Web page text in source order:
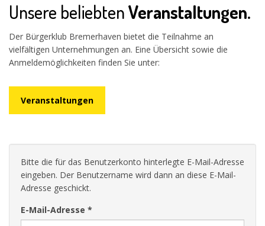
Unsere beliebtenVeranstaltungen.
Der Bürgerklub Bremerhaven bietet die Teilnahme an
vielfältigen Unternehmungen an. Eine Übersicht sowie die
Anmeldemöglichkeiten finden Sie unter:
Veranstaltungen
Bitte die für das Benutzerkonto hinterlegte E-Mail-Adresse
eingeben. Der Benutzername wird dann an diese E-Mail-
Adresse geschickt.
E-Mail-Adresse *